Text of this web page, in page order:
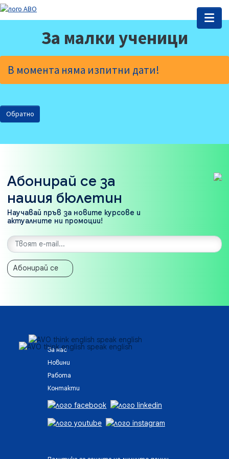
За малки ученици
В момента няма изпитни дати!
Обратно
Абонирай се за
нашия бюлетин
Научавай пръв за новите курсове и
актуалните ни промоции!
Абонирай се
За нас
Новини
Работа
Контакти